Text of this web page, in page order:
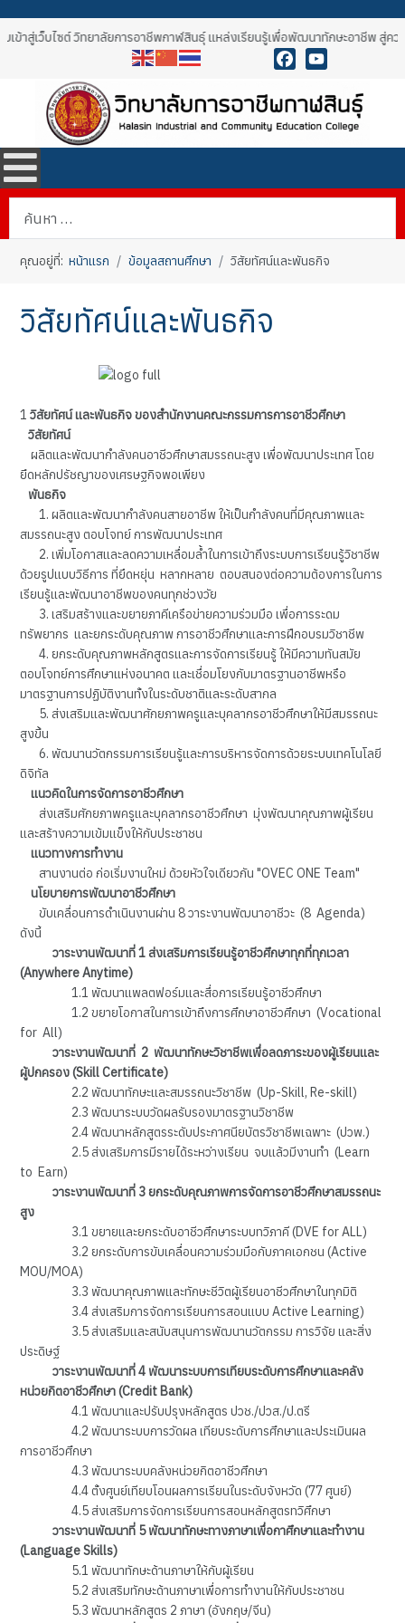
าสู่เว็บไซต์ วิทยาลัยการอาชีพกาฬสินธุ์ แหล่งเรียนรู้เพื่อพัฒนาทักษะอาชีพ สู่คว
คุณอยู่ที่:หน้าแรก ข้อมูลสถานศึกษา วิสัยทัศน์และพันธกิจ
วิสัยทัศน์และพันธกิจ
1วิสัยทัศน์ และพันธกิจ ของสำนักงานคณะกรรมการการอาชีวศึกษา
วิสัยทัศน์
ผลิตและพัฒนากำลังคนอาชีวศึกษาสมรรถนะสูง เพื่อพัฒนาประเทศ โดย
ยึดหลักปรัชญาของเศรษฐกิจพอเพียง
พันธกิจ
1. ผลิตและพัฒนากำลังคนสายอาชีพ ให้เป็นกำลังคนที่มีคุณภาพและ
สมรรถนะสูง ตอบโจทย์ การพัฒนาประเทศ
2. เพิ่มโอกาสและลดความเหลื่อมล้ำในการเข้าถึงระบบการเรียนรู้วิชาชีพ
ด้วยรูปแบบวิธีการ ที่ยืดหยุ่น หลากหลาย ตอบสนองต่อความต้องการในการ
เรียนรู้และพัฒนาอาชีพของคนทุกช่วงวัย
3. เสริมสร้างและขยายภาคีเครือข่ายความร่วมมือ เพื่อการระดม
ทรัพยากร และยกระดับคุณภาพ การอาชีวศึกษาและการฝึกอบรมวิชาชีพ
4. ยกระดับคุณภาพหลักสูตรและการจัดการเรียนรู้ ให้มีความทันสมัย
ตอบโจทย์การศึกษาแห่งอนาคต และเชื่อมโยงกับมาตรฐานอาชีพหรือ
มาตรฐานการปฏิบัติงานทั้งในระดับชาติและระดับสากล
5. ส่งเสริมและพัฒนาศักยภาพครูและบุคลากรอาชีวศึกษาให้มีสมรรถนะ
สูงขึ้น
6. พัฒนานวัตกรรมการเรียนรู้และการบริหารจัดการด้วยระบบเทคโนโลยี
ดิจิทัล
แนวคิดในการจัดการอาชีวศึกษา
ส่งเสริมศักยภาพครูและบุคลากรอาชีวศึกษา มุ่งพัฒนาคุณภาพผู้เรียน
และสร้างความเข้มแข็งให้กับประชาชน
แนวทางการทำงาน
สานงานต่อ ก่อเริ่มงานใหม่ ด้วยหัวใจเดียวกัน "OVEC ONE Team"
นโยบายการพัฒนาอาชีวศึกษา
ขับเคลื่อนการดำเนินงานผ่าน 8 วาระงานพัฒนาอาชีวะ (8 Agenda)
ดังนี้
วาระงานพัฒนาที่ 1 ส่งเสริมการเรียนรู้อาชีวศึกษาทุกที่ทุกเวลา
(Anywhere Anytime)
1.1 พัฒนาแพลตฟอร์มและสื่อการเรียนรู้อาชีวศึกษา
1.2 ขยายโอกาสในการเข้าถึงการศึกษาอาชีวศึกษา (Vocational
for All)
วาระงานพัฒนาที่ 2 พัฒนาทักษะวิชาชีพเพื่อลดภาระของผู้เรียนและ
ผู้ปกครอง (Skill Certificate)
2.2 พัฒนาทักษะและสมรรถนะวิชาชีพ (Up-Skill, Re-skill)
2.3 พัฒนาระบบวัดผลรับรองมาตรฐานวิชาชีพ
2.4 พัฒนาหลักสูตรระดับประกาศนียบัตรวิชาชีพเฉพาะ (ปวพ.)
2.5 ส่งเสริมการมีรายได้ระหว่างเรียน จบแล้วมีงานทำ (Learn
to Earn)
วาระงานพัฒนาที่ 3 ยกระดับคุณภาพการจัดการอาชีวศึกษาสมรรถนะ
สูง
3.1 ขยายและยกระดับอาชีวศึกษาระบบทวิภาคี (DVE for ALL)
3.2 ยกระดับการขับเคลื่อนความร่วมมือกับภาคเอกชน (Active
MOU/MOA)
3.3 พัฒนาคุณภาพและทักษะชีวิตผู้เรียนอาชีวศึกษาในทุกมิติ
3.4 ส่งเสริมการจัดการเรียนการสอนแบบ Active Learning)
3.5 ส่งเสริมและสนับสนุนการพัฒนานวัตกรรม การวิจัย และสิ่ง
ประดิษฐ์
วาระงานพัฒนาที่ 4 พัฒนาระบบการเทียบระดับการศึกษาและคลัง
หน่วยกิตอาชีวศึกษา (Credit Bank)
4.1 พัฒนาและปรับปรุงหลักสูตร ปวช./ปวส./ป.ตรี
4.2 พัฒนาระบบการวัดผล เทียบระดับการศึกษาและประเมินผล
การอาชีวศึกษา
4.3 พัฒนาระบบคลังหน่วยกิตอาชีวศึกษา
4.4 ตั้งศูนย์เทียบโอนผลการเรียนในระดับจังหวัด (77 ศูนย์)
4.5 ส่งเสริมการจัดการเรียนการสอนหลักสูตรทวิศึกษา
วาระงานพัฒนาที่ 5 พัฒนาทักษะทางภาษาเพื่อกาศึกษาและทำงาน
(Language Skills)
5.1 พัฒนาทักษะด้านภาษาให้กับผู้เรียน
5.2 ส่งเสริมทักษะด้านภาษาเพื่อการทำงานให้กับประชาชน
5.3 พัฒนาหลักสูตร 2 ภาษา (อังกฤษ/จีน)